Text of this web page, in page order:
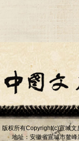
版权所有Copyright(c)宣城文
地址：安徽省宣城市鳌峰